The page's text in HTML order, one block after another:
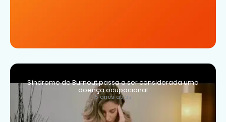
Síndrome de Burnout passa a ser considerada uma
doença ocupacional
5 anos atrás